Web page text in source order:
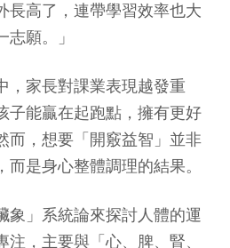
長高了，連帶學習效率也大
願。」
，家長對課業表現越發重
子能贏在起跑點，擁有更好
而，想要「開竅益智」並非
是身心整體調理的結果。
象」系統論來探討人體的運
，主要與「心、脾、腎、